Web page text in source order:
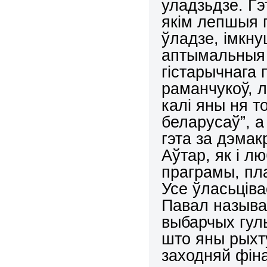
уладзьдзе.
якім лепшыя
ўладзе,
раманчукоў,
калі яны ня
беларусаў”,
гэта за
Аўтар, як і
праграмы,
Усе
Павал
выбарчых
што яны
заходняй